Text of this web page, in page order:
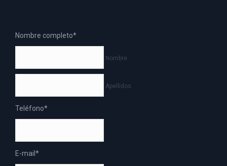
Nombre completo*
Nombre
Apellidos
Teléfono*
E-mail *